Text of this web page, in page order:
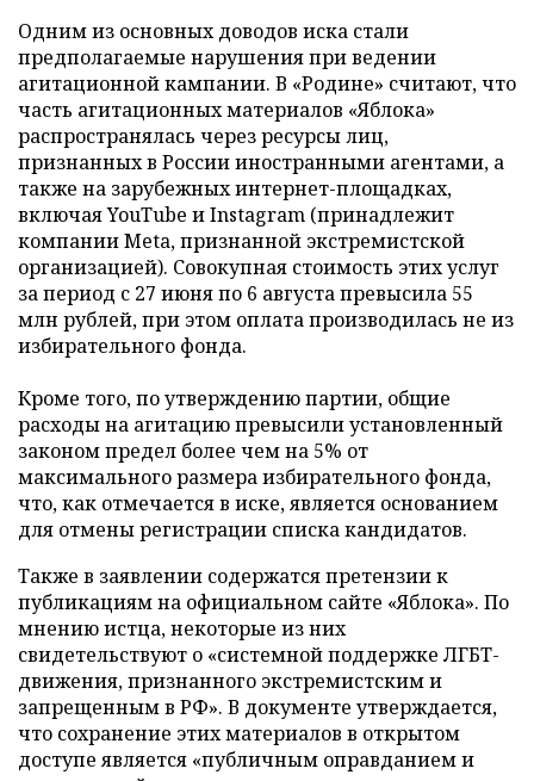
Одним из основных доводов иска стали
предполагаемые нарушения при ведении
агитационной кампании. В «Родине» считают, что
часть агитационных материалов «Яблока»
распространялась через ресурсы лиц,
признанных в России иностранными агентами, а
также на зарубежных интернет-площадках,
включая YouTube и Instagram (принадлежит
компании Meta, признанной экстремистской
организацией). Совокупная стоимость этих услуг
за период с 27 июня по 6 августа превысила 55
млн рублей, при этом оплата производилась не из
избирательного фонда.
Кроме того, по утверждению партии, общие
расходы на агитацию превысили установленный
законом предел более чем на 5% от
максимального размера избирательного фонда,
что, как отмечается в иске, является основанием
для отмены регистрации списка кандидатов.
Также в заявлении содержатся претензии к
публикациям на официальном сайте «Яблока». По
мнению истца, некоторые из них
свидетельствуют о «системной поддержке ЛГБТ-
движения, признанного экстремистским и
запрещенным в РФ». В документе утверждается,
что сохранение этих материалов в открытом
доступе является «публичным оправданием и